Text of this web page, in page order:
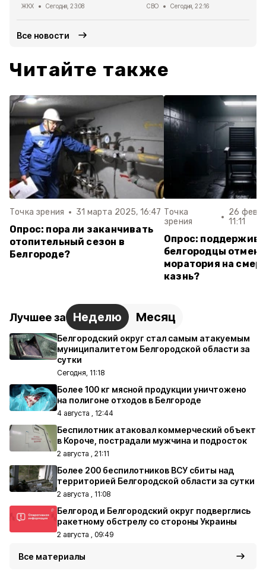
ЖКХ Сегодня, 23:08 СВО Сегодня, 22:16
Все новости
Читайте также
Точка зрения 31 марта 2025, 16:47
Опрос: пора ли заканчивать
отопительный сезон в
Белгороде?
Точка
зрения
26
11:11
Опрос:
белгородцы отмену
моратория на
казнь?
Лучшее за Неделю Месяц
Белгородский округ стал самым атакуемым
муниципалитетом Белгородской области за
сутки
Сегодня, 11:18
Более 100 кг мясной продукции уничтожено
на полигоне отходов в Белгороде
4 августа , 12:44
Беспилотник атаковал коммерческий объект
в Короче, пострадали мужчина и подросток
2 августа , 21:11
Более 200 беспилотников ВСУ сбиты над
территорией Белгородской области за сутки
2 августа , 11:08
Белгород и Белгородский округ подверглись
ракетному обстрелу со стороны Украины
2 августа , 09:49
Все материалы